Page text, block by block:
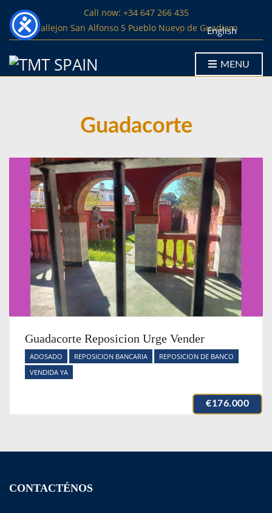
Call now: +34 647 266 435
Callejon San Alfonso 5 Pueblo Nuevo de Guadiaro
English
MENU
Guadacorte
Guadacorte Reposicion Urge Vender
ADOSADO REPOSICION BANCARIA
REPOSICION DE BANCO
VENDIDA YA
€176.000
CONTACTÉNOS